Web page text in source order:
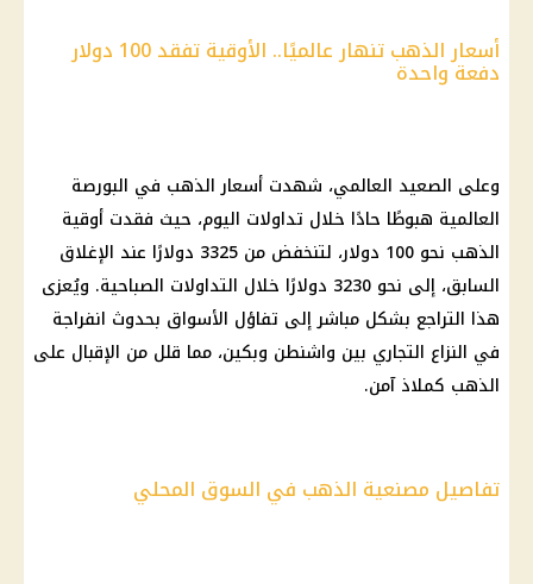
أسعار الذهب تنهار عالميًا.. الأوقية تفقد 100 دولار
دفعة واحدة
وعلى الصعيد العالمي، شهدت أسعار الذهب في البورصة
العالمية هبوطًا حادًا خلال تداولات اليوم، حيث فقدت أوقية
الذهب نحو 100 دولار، لتنخفض من 3325 دولارًا عند الإغلاق
السابق، إلى نحو 3230 دولارًا خلال التداولات الصباحية. ويُعزى
هذا التراجع بشكل مباشر إلى تفاؤل الأسواق بحدوث انفراجة
في النزاع التجاري بين واشنطن وبكين، مما قلل من الإقبال على
الذهب كملاذ آمن.
تفاصيل مصنعية الذهب في السوق المحلي